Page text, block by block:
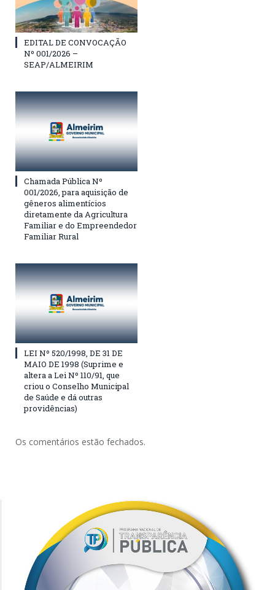
EDITAL DE CONVOCAÇÃO
Nº 001/2026 –
SEAP/ALMEIRIM
Chamada Pública Nº
001/2026, para aquisição de
gêneros alimentícios
diretamente da Agricultura
Familiar e do Empreendedor
Familiar Rural
LEI Nº 520/1998, DE 31 DE
MAIO DE 1998 (Suprime e
altera a Lei Nº 110/91, que
criou o Conselho Municipal
de Saúde e dá outras
providências)
Os comentários estão fechados.